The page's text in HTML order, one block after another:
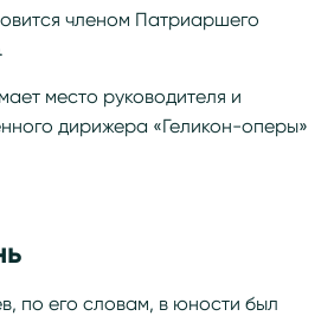
членом Патриаршего
место руководителя и
дирижера «Геликон-оперы»
по его словам, в юности был